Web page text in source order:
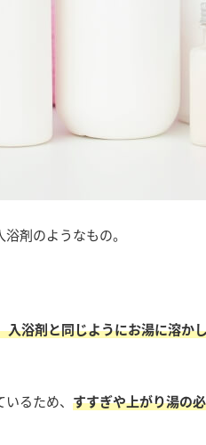
剤のようなもの。
浴剤と同じようにお湯に溶か
るため、 すすぎや上がり湯の